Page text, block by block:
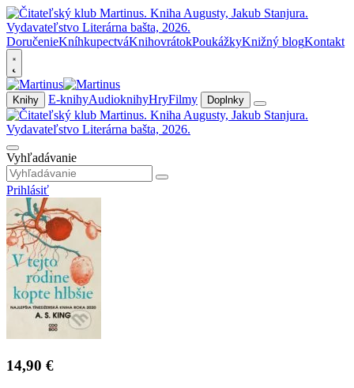
DoručenieKníhkupectváKnihovrátokPoukážkyKnižný blogKontakt
Knihy E-knihyAudioknihyHryFilmy Doplnky
Vyhľadávanie
Prihlásiť
14,90 €